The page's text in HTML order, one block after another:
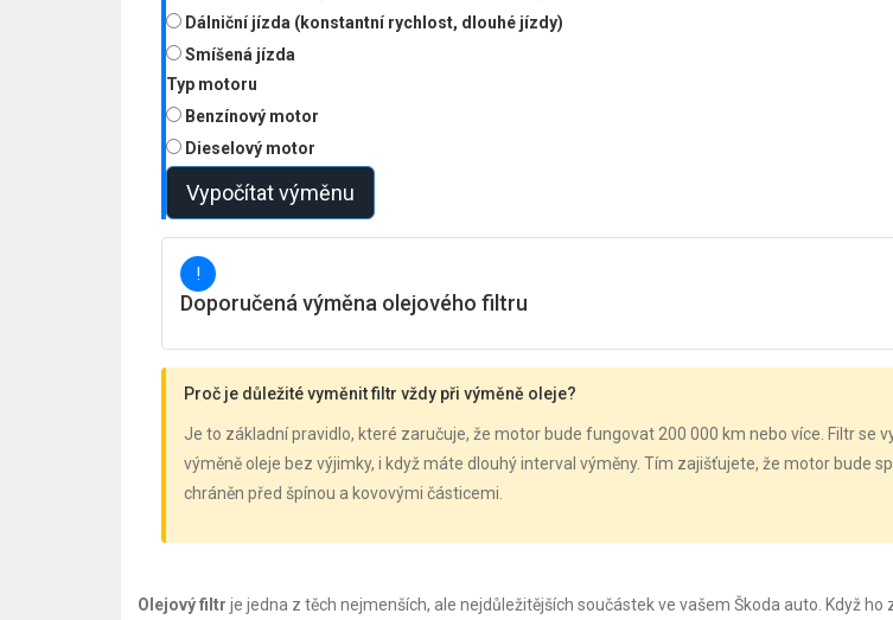
Dálniční jízda (konstantní rychlost, dlouhé jízdy)
Smíšená jízda
Typ motoru
Benzínový motor
Dieselový motor
Vypočítat výměnu
!
Doporučená výměna olejového filtru
Proč je důležité vyměnit filtr vždy při výměně oleje?
Je to základní pravidlo, které zaručuje, že motor bude fungovat 200 000 km nebo více. Filtr se
výměně oleje bez výjimky, i když máte dlouhý interval výměny. Tím zajišťujete, že motor bude
chráněn před špínou a kovovými částicemi.
Olejový filtr je jedna z těch nejmenších, ale nejdůležitějších součástek ve vašem Škoda auto. Když